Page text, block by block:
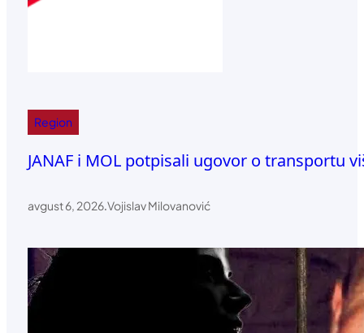
Region
JANAF i MOL potpisali ugovor o transportu
avgust 6, 2026.Vojislav Milovanović